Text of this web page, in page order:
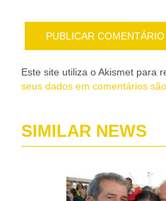
Este site utiliza o Akismet para
seus dados em comentários
SIMILAR NEWS